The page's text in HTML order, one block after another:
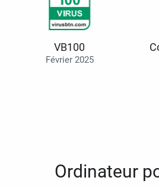
VB100
Février 2025
Ordinateur